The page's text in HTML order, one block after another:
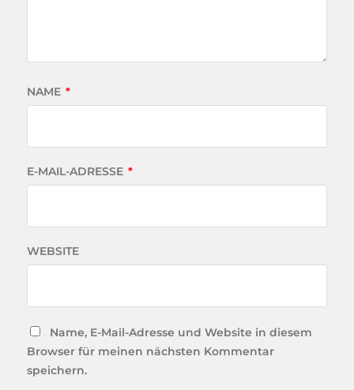
NAME *
E-MAIL-ADRESSE *
WEBSITE
Name, E-Mail-Adresse und Website in diesem
Browser für meinen nächsten Kommentar
speichern.